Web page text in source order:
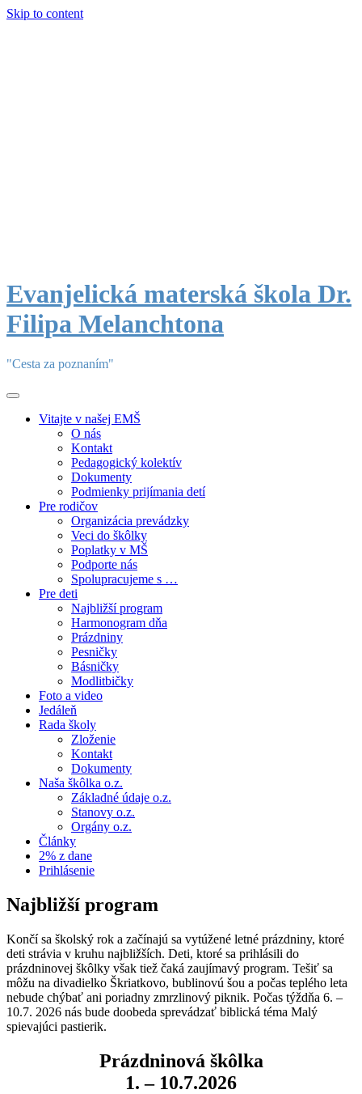
Skip to content
Evanjelická materská škola Dr.
Filipa Melanchtona
"Cesta za poznaním"
Vitajte v našej EMŠ
O nás
Kontakt
Pedagogický kolektív
Dokumenty
Podmienky prijímania detí
Pre rodičov
Organizácia prevádzky
Veci do škôlky
Poplatky v MŠ
Podporte nás
Spolupracujeme s …
Pre deti
Najbližší program
Harmonogram dňa
Prázdniny
Pesničky
Básničky
Modlitbičky
Foto a video
Jedáleň
Rada školy
Zloženie
Kontakt
Dokumenty
Naša škôlka o.z.
Základné údaje o.z.
Stanovy o.z.
Orgány o.z.
Články
2% z dane
Prihlásenie
Najbližší program
Končí sa školský rok a začínajú sa vytúžené letné prázdniny, ktoré
deti strávia v kruhu najbližších. Deti, ktoré sa prihlásili do
prázdninovej škôlky však tiež čaká zaujímavý program. Tešiť sa
môžu na divadielko Škriatkovo, bublinovú šou a počas teplého leta
nebude chýbať ani poriadny zmrzlinový piknik. Počas týždňa 6. –
10.7. 2026 nás bude doobeda sprevádzať biblická téma Malý
spievajúci pastierik.
Prázdninová škôlka
1. – 10.7.2026